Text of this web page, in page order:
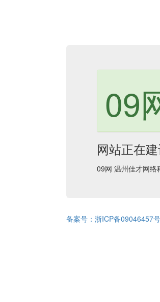
09
网站正在
09网 温州佳才网络
备案号：浙ICP备09046457